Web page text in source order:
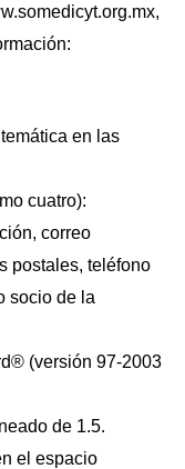
en las
cuatro):
correo
postales, teléfono
socio de la
(versión 97-2003
de 1.5.
el espacio